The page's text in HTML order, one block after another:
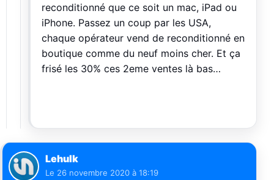
reconditionné que ce soit un mac, iPad ou
iPhone. Passez un coup par les USA,
chaque opérateur vend de reconditionné en
boutique comme du neuf moins cher. Et ça
frisé les 30% ces 2eme ventes là bas…
Lehulk
Le 26 novembre 2020 à 18:19